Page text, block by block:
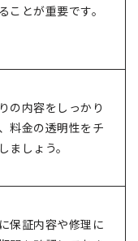
ことが重要です。
の内容をしっかり
料金の透明性をチ
ましょう。
保証内容や修理に